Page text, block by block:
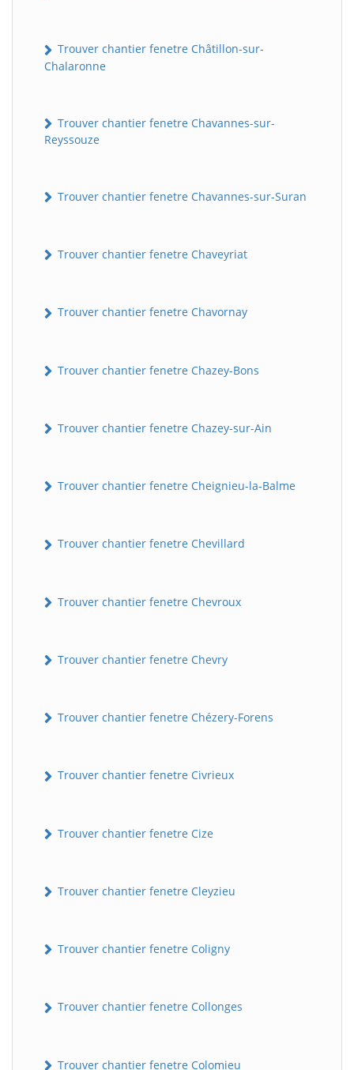
Trouver chantier fenetre Châtillon-sur-
Chalaronne
Trouver chantier fenetre Chavannes-sur-
Reyssouze
Trouver chantier fenetre Chavannes-sur-Suran
Trouver chantier fenetre Chaveyriat
Trouver chantier fenetre Chavornay
Trouver chantier fenetre Chazey-Bons
Trouver chantier fenetre Chazey-sur-Ain
Trouver chantier fenetre Cheignieu-la-Balme
Trouver chantier fenetre Chevillard
Trouver chantier fenetre Chevroux
Trouver chantier fenetre Chevry
Trouver chantier fenetre Chézery-Forens
Trouver chantier fenetre Civrieux
Trouver chantier fenetre Cize
Trouver chantier fenetre Cleyzieu
Trouver chantier fenetre Coligny
Trouver chantier fenetre Collonges
Trouver chantier fenetre Colomieu
BatiWebPro